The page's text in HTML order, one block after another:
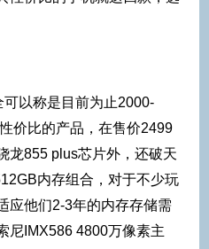
以称是目前为止2000-
价比的产品，在售价2499
龙855 plus芯片外，还破天
内存组合，对于不少玩
应他们2-3年的内存存储需
尼IMX586 4800万像素主